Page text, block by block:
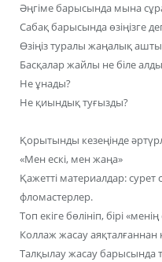
Әңгіме барысында мына
Сабақ барысында өзіңізге
Өзіңіз туралы жаңалық
Басқалар жайлы не біле
Не ұнады?
Не қиындық туғызды?
Қорытынды кезеңінде
«Мен ескі, мен жаңа»
Қажетті материалдар:
фломастерлер.
Топ екіге бөлініп, бірі
Коллаж жасау аяқталғаннан
Талқылау жасау барысында